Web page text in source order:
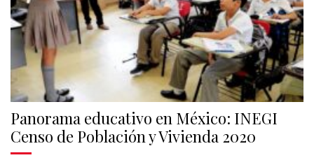
Panorama educativo en México: INEGI
Censo de Población y Vivienda 2020